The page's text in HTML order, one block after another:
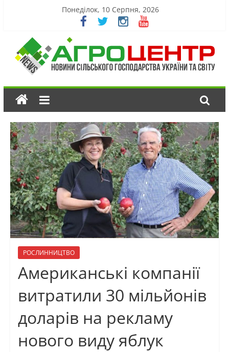
Понеділок, 10 Серпня, 2026
РОСЛИННИЦТВО
Американські компанії
витратили 30 мільйонів
доларів на рекламу
нового виду яблук